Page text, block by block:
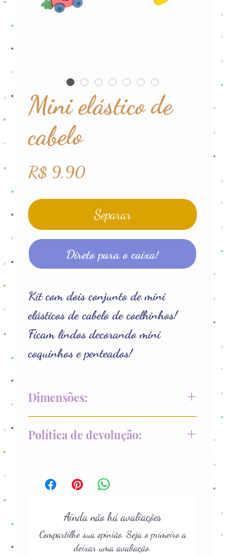
Mini elástico de
cabelo
R$ 9,90Preço
Separar
Direto para o caixa!
Kit com dois conjunto de mini
elásticos de cabelo de coelhinhos!
Ficam lindos decorando mini
coquinhos e penteados!
Dimensões:
Política de devolução:
Ainda não há avaliações
Compartilhe sua opinião. Seja o primeiro a
deixar uma avaliação.